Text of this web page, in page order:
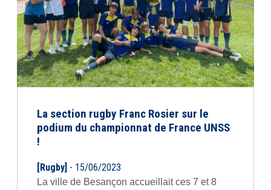
La section rugby Franc Rosier sur le
podium du championnat de France UNSS
!
[Rugby] - 15/06/2023
La ville de Besançon accueillait ces 7 et 8